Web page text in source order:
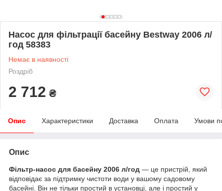
Насос для фільтрації басейну Bestway 2006 л/
год 58383
Немає в наявності
Роздріб
2 712 ₴
Опис Характеристики Доставка Оплата Умови
Опис
Фільтр-насос для басейну 2006 л/год — це пристрій, який
відповідає за підтримку чистоти води у вашому садовому
басейні. Він не тільки простий в установці, але і простий у